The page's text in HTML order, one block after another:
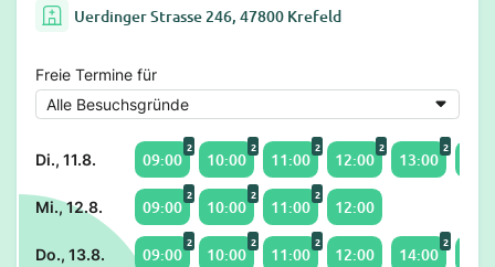
Uerdinger Strasse 246, 47800 Krefeld
Freie Termine für
Di., 11.8. 09:00
2
10:00
2
11:00
2
12:00
2
13:00
2
Mi., 12.8. 09:00
2
10:00
2
11:00
2
12:00
Do., 13.8. 09:00
2
10:00
2
11:00
2
12:00 14:00
2